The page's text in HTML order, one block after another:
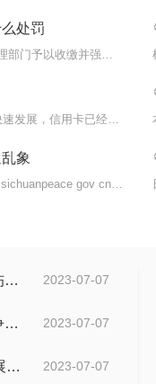
处罚
驾驶报废车辆上路，该车会被查获的交通管理部门予以收缴并强制报废，并
欠信用卡2年后还还要不要利息随着社会的快速发展，信用卡已经成为了人
象
南充南部交警铁腕治理城市交通乱象【www sichuanpeace gov cn】【2023-08-290
2023-07-07
构成轻微伤如何处理？致人轻微伤对方不出院讹人怎么办？
2023-07-07
劳动争议可以申请再审吗？劳动争议二审后还可以上诉吗？
2023-07-07
发展党员的16字方针是什么？发展党员程序有哪些？ 全球消息